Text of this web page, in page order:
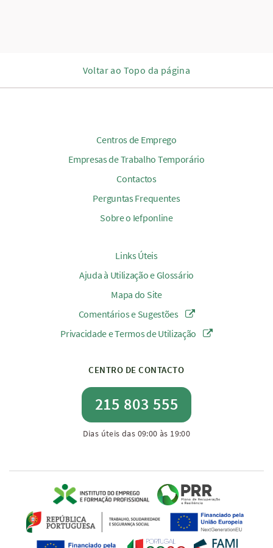
Voltar ao Topo da página
Centros de Emprego
Empresas de Trabalho Temporário
Contactos
Perguntas Frequentes
Sobre o Iefponline
Links Úteis
Ajuda à Utilização e Glossário
Mapa do Site
Comentários e Sugestões
Privacidade e Termos de Utilização
CENTRO DE CONTACTO
215 803 555
Dias úteis das 09:00 às 19:00